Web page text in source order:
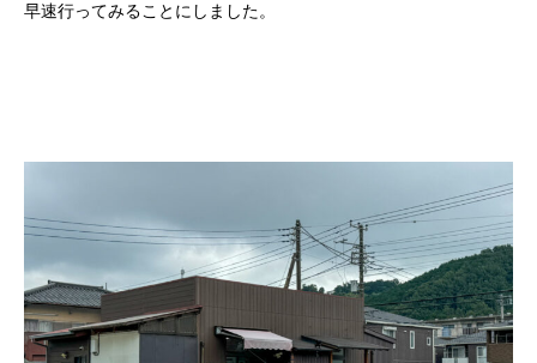
早速行ってみることにしました。